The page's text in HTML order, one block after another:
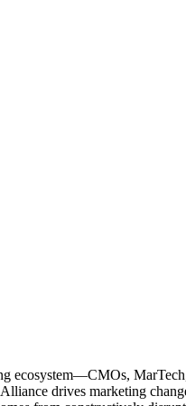
ecosystem—CMOs,
drives marketing